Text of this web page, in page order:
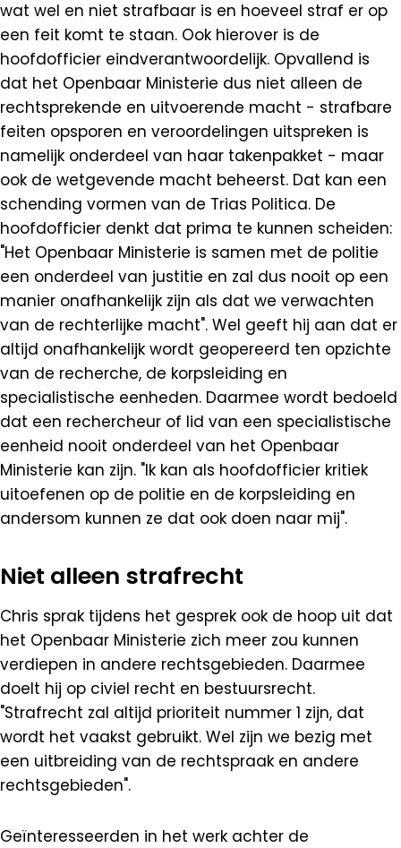
wat wel en niet strafbaar is en hoeveel straf er op
een feit komt te staan. Ook hierover is de
hoofdofficier eindverantwoordelijk. Opvallend is
dat het Openbaar Ministerie dus niet alleen de
rechtsprekende en uitvoerende macht - strafbare
feiten opsporen en veroordelingen uitspreken is
namelijk onderdeel van haar takenpakket - maar
ook de wetgevende macht beheerst. Dat kan een
schending vormen van de Trias Politica. De
hoofdofficier denkt dat prima te kunnen scheiden:
"Het Openbaar Ministerie is samen met de politie
een onderdeel van justitie en zal dus nooit op een
manier onafhankelijk zijn als dat we verwachten
van de rechterlijke macht". Wel geeft hij aan dat er
altijd onafhankelijk wordt geopereerd ten opzichte
van de recherche, de korpsleiding en
specialistische eenheden. Daarmee wordt bedoeld
dat een rechercheur of lid van een specialistische
eenheid nooit onderdeel van het Openbaar
Ministerie kan zijn. "Ik kan als hoofdofficier kritiek
uitoefenen op de politie en de korpsleiding en
andersom kunnen ze dat ook doen naar mij".
Niet alleen strafrecht
Chris sprak tijdens het gesprek ook de hoop uit dat
het Openbaar Ministerie zich meer zou kunnen
verdiepen in andere rechtsgebieden. Daarmee
doelt hij op civiel recht en bestuursrecht.
"Strafrecht zal altijd prioriteit nummer 1 zijn, dat
wordt het vaakst gebruikt. Wel zijn we bezig met
een uitbreiding van de rechtspraak en andere
rechtsgebieden".
Geïnteresseerden in het werk achter de